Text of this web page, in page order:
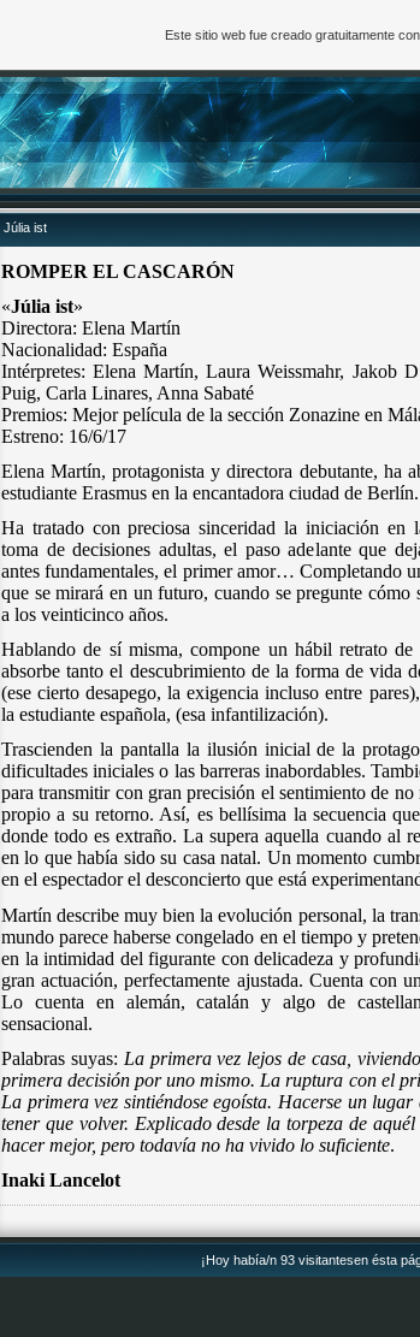
Júlia ist
ROMPER EL CASCARÓN
«Júlia ist»
Directora: Elena Martín
Nacionalidad: España
Intérpretes: Elena Martín, LauraWeissmahr, Jakob
Puig, Carla Linares, Anna Sabaté
Premios: Mejor película de la sección Zonazine en
Estreno: 16/6/17
Elena Martín, protagonista y directora debutante, ha
estudiante Erasmus en la encantadora ciudad de Berlín.
Ha tratado con preciosa sinceridad la iniciación en
toma de decisiones adultas, el paso adelante que
antes fundamentales, el primer amor… Completando
que se mirará en un futuro, cuando se pregunte cómo
a los veinticinco años.
Hablando de sí misma, compone un hábil retrato
absorbe tanto el descubrimiento de la forma de vida
(ese cierto desapego, la exigencia incluso entre
la estudiante española, (esa infantilización).
Trascienden la pantalla la ilusión inicial de la
dificultades iniciales o las barreras inabordables.
para transmitir con gran precisión el sentimiento de
propio a su retorno. Así, es bellísima la secuencia
donde todo es extraño. La supera aquella cuando al
en lo que había sido su casa natal. Un momento
en el espectador el desconcierto que está
Martín describe muy bien la evolución personal, la
mundo parece haberse congelado en el tiempo y
en la intimidad del figurante con delicadeza y
gran actuación, perfectamente ajustada. Cuenta con
Lo cuenta en alemán, catalán y algo de
sensacional.
Palabras suyas: La primera vez lejos de casa,
primera decisión por uno mismo. La ruptura con el
La primera vez sintiéndose egoísta. Hacerse un
tener que volver. Explicado desde la torpeza de
hacer mejor, pero todavía no ha vivido lo suficiente.
Inaki Lancelot
¡Hoy había/n 93 visitantesen ésta
Este sitio web fue creado gratuitamente con